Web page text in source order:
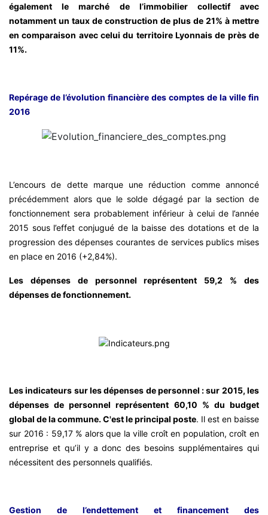
également le marché de l’immobilier collectif avec
notamment un taux de construction de plus de 21% à mettre
en comparaison avec celui du territoire Lyonnais de près de
11%.
Repérage de l’évolution financière des comptes de la ville fin
2016
L’encours de dette marque une réduction comme annoncé
précédemment alors que le solde dégagé par la section de
fonctionnement sera probablement inférieur à celui de l’année
2015 sous l’effet conjugué de la baisse des dotations et de la
progression des dépenses courantes de services publics mises
en place en 2016 (+2,84%).
Les dépenses de personnel représentent 59,2 % des
dépenses de fonctionnement.
Les indicateurs sur les dépenses de personnel : sur 2015, les
dépenses de personnel représentent 60,10 % du budget
global de la commune. C'est le principal poste. Il est en baisse
sur 2016 : 59,17 % alors que la ville croît en population, croît en
entreprise et qu’il y a donc des besoins supplémentaires qui
nécessitent des personnels qualifiés.
Gestion de l’endettement et financement des